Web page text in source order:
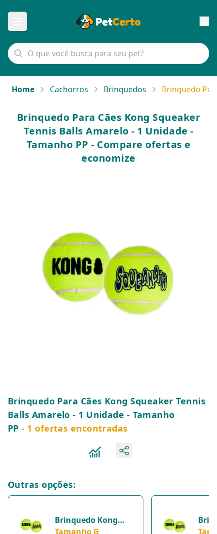
Home Cachorros Brinquedos Brinquedo
Brinquedo Para Cães Kong Squeaker
Tennis Balls Amarelo - 1 Unidade -
Tamanho PP - Compare ofertas e
economize
Brinquedo Para Cães Kong Squeaker Tennis
Balls Amarelo - 1 Unidade - Tamanho
PP - 1 ofertas encontradas
Outras opções:
Brinquedo Kong
Cães Squeaker
Tamanho G